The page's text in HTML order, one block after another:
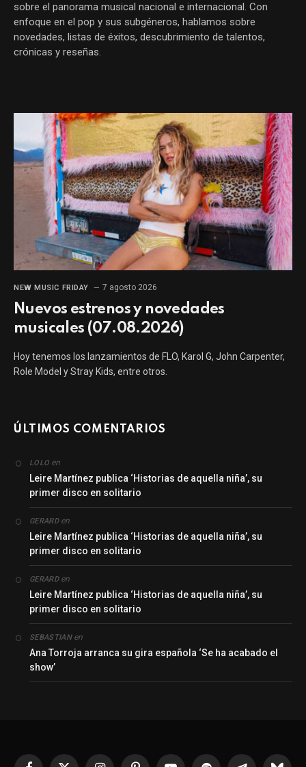
sobre el panorama musical nacional e internacional. Con
enfoque en el pop y sus subgéneros, hablamos sobre
novedades, listas de éxitos, descubrimiento de talentos,
crónicas y reseñas.
NEW MUSIC FRIDAY 7 agosto 2026
Nuevos estrenos y novedades
musicales (07.08.2026)
Hoy tenemos los lanzamientos de FLO, Karol G, John Carpenter,
Role Model y Stray Kids, entre otros.
ÚLTIMOS COMENTARIOS
LOLO en
Leire Martínez publica ‘Historias de aquella niña’, su
primer disco en solitario
GERARDen
Leire Martínez publica ‘Historias de aquella niña’, su
primer disco en solitario
GERARDen
Leire Martínez publica ‘Historias de aquella niña’, su
primer disco en solitario
SEBASTIANen
Ana Torroja arranca su gira española ‘Se ha acabado el
show’